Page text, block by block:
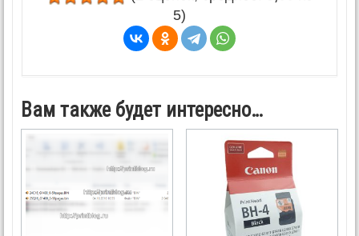
5)
Вам также будет интересно…